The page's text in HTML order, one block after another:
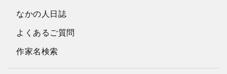
なかの人日誌
よくあるご質問
作家名検索